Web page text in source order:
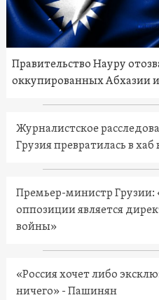
Правительство Науру
оккупированных Абхазии
Журналистское
Грузия превратилась в
Премьер-министр
оппозиции является
войны»
«Россия хочет либо
ничего» - Пашинян